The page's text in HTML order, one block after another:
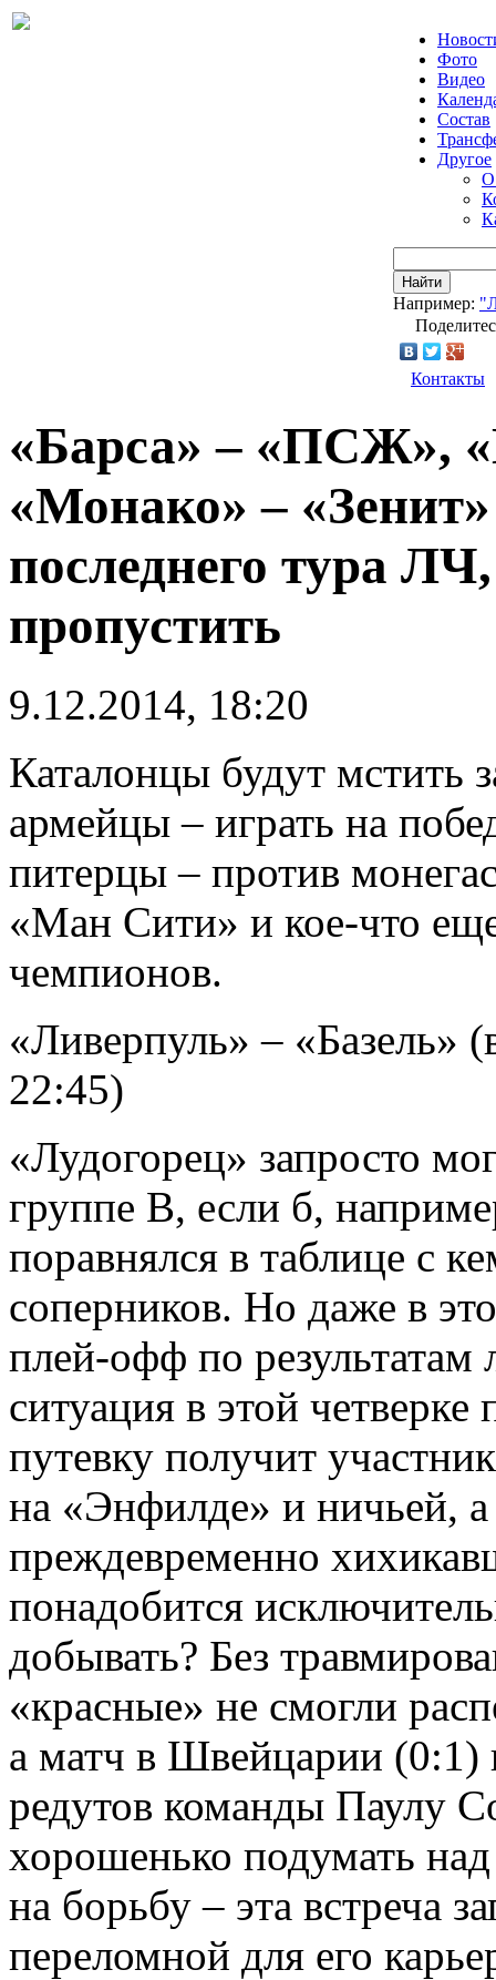
Фото
Видео
Состав
Другое
О
Найти
Например:
Контакты
«Барса» – «ПСЖ»,
«Монако» –
последнего тура
пропустить
9.12.2014, 18:20
Каталонцы будут мстить
армейцы – играть на
питерцы – против
«Ман Сити» и кое-что
чемпионов.
«Ливерпуль» –
22:45)
«Лудогорец» запросто
группе B, если б,
поравнялся в таблице с
соперников. Но даже в
плей-офф по результатам
ситуация в этой
путевку получит
на «Энфилде» и ничьей,
преждевременно
понадобится
добывать? Без
«красные» не смогли
а матч в Швейцарии (0:1)
редутов команды Паулу
хорошенько подумать
на борьбу – эта встреча
переломной для его